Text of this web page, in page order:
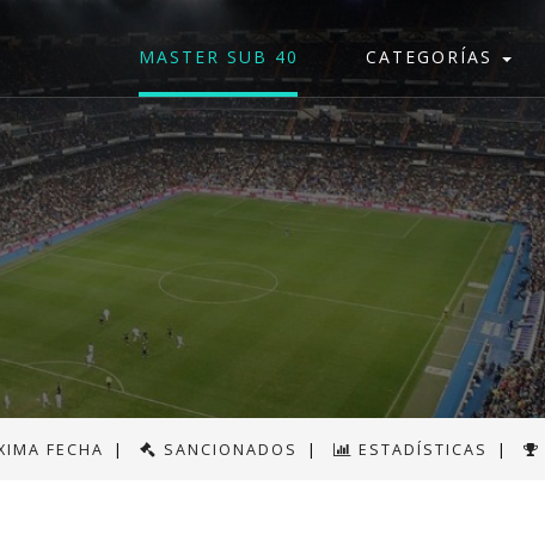
MASTER SUB 40 CATEGORÍAS
FECHA | SANCIONADOS | ESTADÍSTICAS |